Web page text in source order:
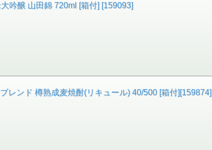
吟醸 山田錦 720ml [箱付] [159093]
レンド 樽熟成麦焼酎(リキュール) 40/500 [箱付][159874]